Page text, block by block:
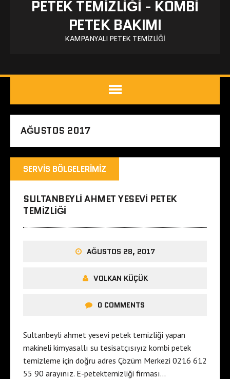
PETEK TEMIZLIĞI - KOMBI
PETEK BAKIMI
KAMPANYALI PETEK TEMIZLIĞI
AĞUSTOS 2017
SERVIS BÖLGELERIMIZ
SULTANBEYLI AHMET YESEVI PETEK
TEMIZLIĞI
AĞUSTOS 28, 2017
VOLKAN KÜÇÜK
0 COMMENTS
Sultanbeyli ahmet yesevi petek temizliği yapan
makineli kimyasallı su tesisatçısıyız kombi petek
temizleme için doğru adres Çözüm Merkezi 0216 612
55 90 arayınız. E-petektemizliği firması…